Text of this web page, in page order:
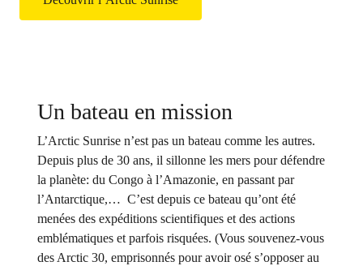
Un bateau en mission
L’Arctic Sunrise n’est pas un bateau comme les autres.
Depuis plus de 30 ans, il sillonne les mers pour défendre
la planète: du Congo à l’Amazonie, en passant par
l’Antarctique,… C’est depuis ce bateau qu’ont été
menées des expéditions scientifiques et des actions
emblématiques et parfois risquées. (Vous souvenez-vous
des Arctic 30, emprisonnés pour avoir osé s’opposer au